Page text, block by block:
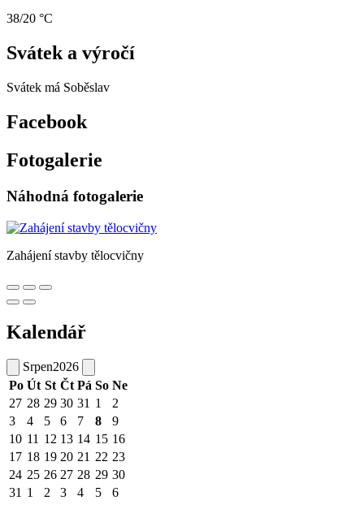
38/20 °C
Svátek a výročí
Svátek má Soběslav
Facebook
Fotogalerie
Náhodná fotogalerie
Zahájení stavby tělocvičny
Kalendář
Srpen2026
Po Út St Čt Pá So Ne
27 28 29 30 31 1
2
3
4 5 6 7 8
9
10 11 12 13 14 15 16
17 18 19 20 21 22 23
24 25 26 27 28 29 30
31 1 2 3 4 5 6